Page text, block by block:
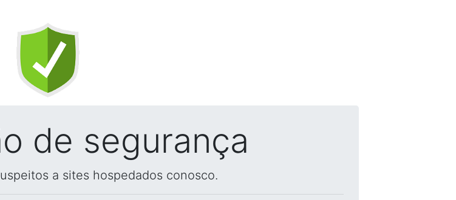
de segurança
a sites hospedados conosco.